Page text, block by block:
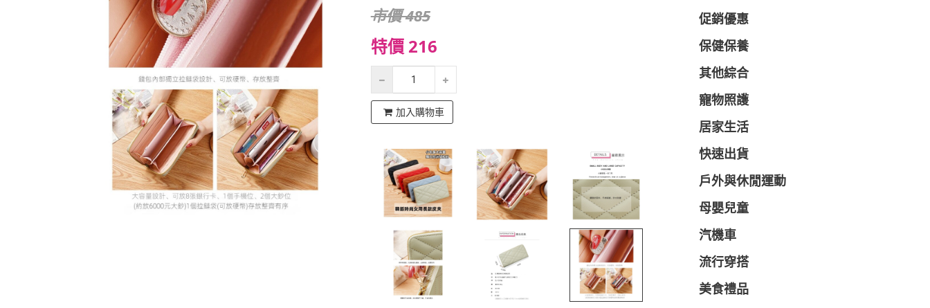
市價 485
特價 216
加入購物車
促銷優惠
保健保養
其他綜合
寵物照護
居家生活
快速出貨
戶外與休閒運動
母嬰兒童
汽機車
流行穿搭
美食禮品